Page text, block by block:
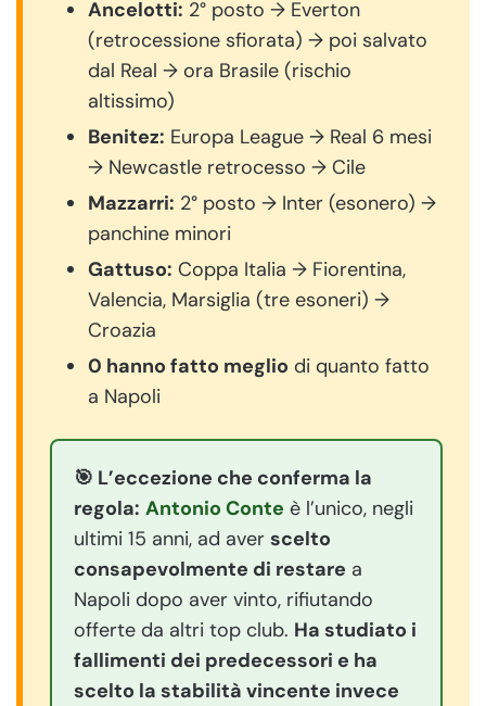
Ancelotti: 2° posto → Everton
(retrocessione sfiorata) → poi salvato
dal Real → ora Brasile (rischio
altissimo)
Benitez: Europa League → Real 6 mesi
→ Newcastle retrocesso → Cile
Mazzarri: 2° posto → Inter (esonero) →
panchine minori
Gattuso: Coppa Italia → Fiorentina,
Valencia, Marsiglia (tre esoneri) →
Croazia
0 hanno fatto meglio di quanto fatto
a Napoli
🎯 L’eccezione che conferma la
regola: Antonio Conte è l’unico, negli
ultimi 15 anni, ad aver scelto
consapevolmente di restare a
Napoli dopo aver vinto, rifiutando
offerte da altri top club. Ha studiato i
fallimenti dei predecessori e ha
scelto la stabilità vincente invece